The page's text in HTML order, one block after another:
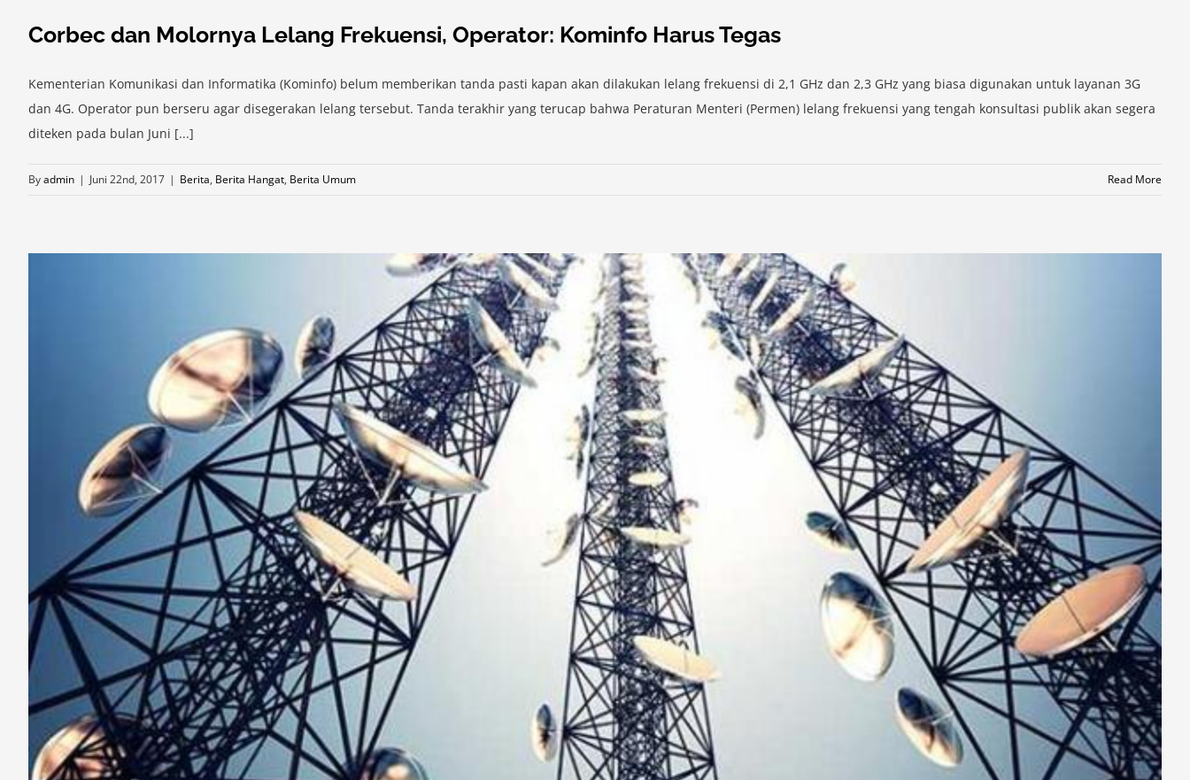
Corbec dan Molornya Lelang Frekuensi, Operator: Kominfo Harus Tegas
Kementerian Komunikasi dan Informatika (Kominfo) belum memberikan tanda pasti kapan akan dilakukan lelang frekuensi di 2,1 GHz dan 2,3 GHz yang biasa digunakan untuk layanan 3G
dan 4G. Operator pun berseru agar disegerakan lelang tersebut. Tanda terakhir yang terucap bahwa Peraturan Menteri (Permen) lelang frekuensi yang tengah konsultasi publik akan segera
diteken pada bulan Juni [...]
Byadmin | Juni 22nd, 2017 | Berita, Berita Hangat, Berita Umum Read More